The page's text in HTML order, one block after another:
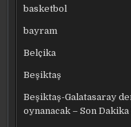
basketbol
bayram
Belçika
Beşiktaş
Beşiktaş-Galatasaray
oynanacak – Son